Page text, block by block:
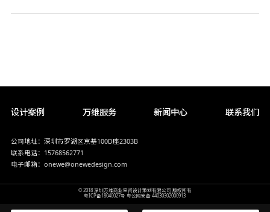
设计案例 万维服务 新闻中心 联系我们
公司地址：深圳市罗湖区京基100D座2303B
联系电话：15768562771
电子邮箱：onewe@onewedesign.com
© 2018 深圳万维商业空间设计策划有限公司 版权所有
粤ICP备18040027号 粤公网安备 44030302000913